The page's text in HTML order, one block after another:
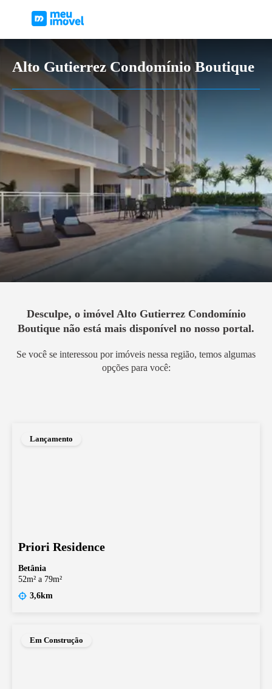
Alto Gutierrez Condomínio Boutique
Desculpe, o imóvel Alto Gutierrez Condomínio
Boutique não está mais disponível no nosso portal.
Se você se interessou por imóveis nessa região, temos algumas
opções para você:
Lançamento
Priori Residence
Betânia
52m² a 79m²
3,6km
Em Construção